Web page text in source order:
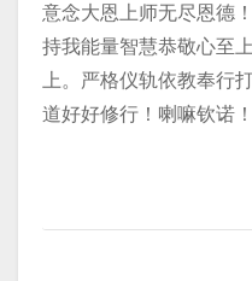
意念大恩上师无尽恩德
持我能量智慧恭敬心至
上。严格仪轨依教奉行
道好好修行！喇嘛钦诺